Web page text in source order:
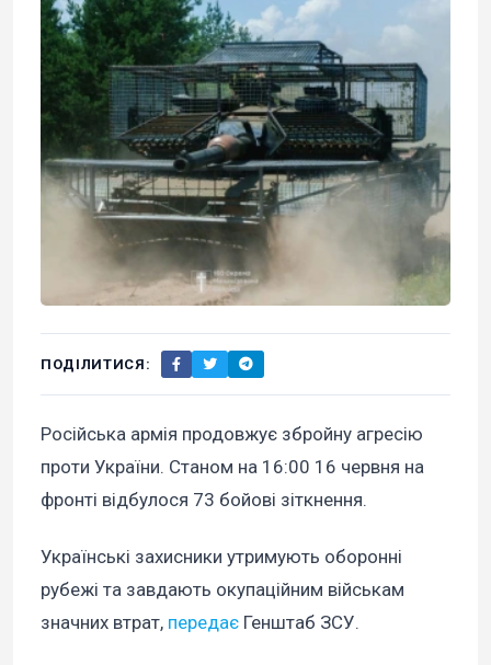
ПОДІЛИТИСЯ:
Російська армія продовжує збройну агресію
проти України. Станом на 16:00 16 червня на
фронті відбулося 73 бойові зіткнення.
Українські захисники утримують оборонні
рубежі та завдають окупаційним військам
значних втрат, передає Генштаб ЗСУ.